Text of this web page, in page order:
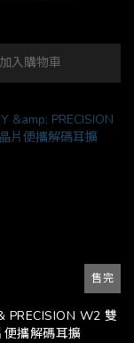
加入購物車
售完
PRECISION W2 雙
便攜解碼耳擴